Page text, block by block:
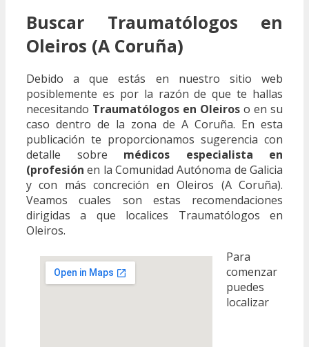
Buscar Traumatólogos en
Oleiros (A Coruña)
Debido a que estás en nuestro sitio web
posiblemente es por la razón de que te hallas
necesitando Traumatólogos en Oleiros o en su
caso dentro de la zona de A Coruña. En esta
publicación te proporcionamos sugerencia con
detalle sobre médicos especialista en
(profesión en la Comunidad Autónoma de Galicia
y con más concreción en Oleiros (A Coruña).
Veamos cuales son estas recomendaciones
dirigidas a que localices Traumatólogos en
Oleiros.
Para
comenzar
puedes
localizar